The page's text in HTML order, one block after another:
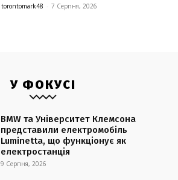
torontomark48 - 7 Серпня, 2026
У ФОКУСІ
BMW та Університет Клемсона
представили електромобіль
Luminetta, що функціонує як
електростанція
9 Серпня, 2026